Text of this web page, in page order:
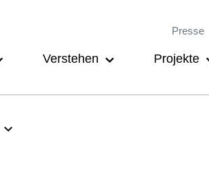
Verstehen Projekte
Meta-
Presse